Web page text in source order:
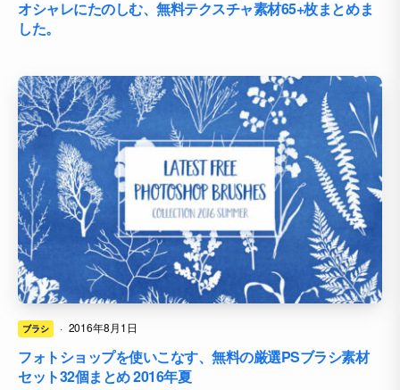
オシャレにたのしむ、無料テクスチャ素材65+枚まとめま
した。
ブラシ · 2016年8月1日
フォトショップを使いこなす、無料の厳選PSブラシ素材
セット32個まとめ 2016年夏